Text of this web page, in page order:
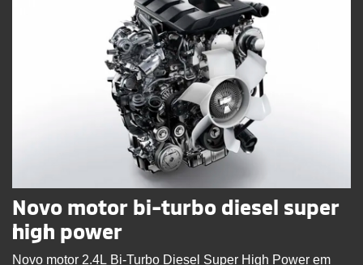
Novo motor bi-turbo diesel super
high power
Novo motor 2.4L Bi-Turbo Diesel Super High Power em